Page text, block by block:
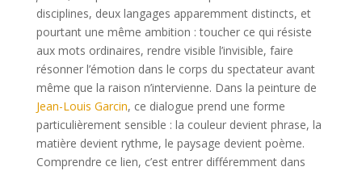
disciplines, deux langages apparemment distincts, et
pourtant une même ambition : toucher ce qui résiste
aux mots ordinaires, rendre visible l’invisible, faire
résonner l’émotion dans le corps du spectateur avant
même que la raison n’intervienne. Dans la peinture de
Jean-Louis Garcin, ce dialogue prend une forme
particulièrement sensible : la couleur devient phrase, la
matière devient rythme, le paysage devient poème.
Comprendre ce lien, c’est entrer différemment dans